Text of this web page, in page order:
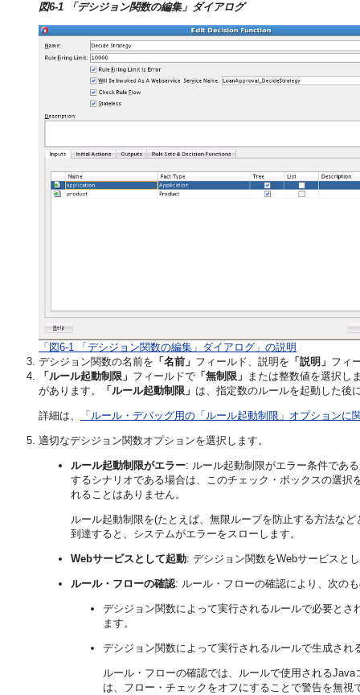
図6-1 「デシジョン関数の編集」ダイアログ
「図6-1 「デシジョン関数の編集」ダイアログ」の説明
デシジョン関数の名前を 「名前」 フィールド、説明を 「説明」 フィ
「ルール起動制限」 フィールドで 「無制限」
または整数値を選択し
があります。
「ルール起動制限」 は、指定数のルールを起動した後
詳細は、 「ルール・デバッグ用の「ルール起動制限」オプションに
適切なデシジョン関数オプションを選択します。
ルール起動制限がエラー: ルール起動制限がエラー条件であ
するシナリオである場合は、このチェック・ボックスの選
れることはありません。
ルール起動制限を(たとえば、無限ループを防止する方法な
到達すると、システムがエラーをスローします。
Webサービスとして起動: デシジョン関数をWebサービスと
ルール・フローの確認: ルール・フローの確認により、次の
デシジョン関数によって実行されるルールで必要と
ます。
デシジョン関数によって実行されるルールで生成さ
ルール・フローの確認では、ルールで使用される
は、フロー・チェックをオフにすることで警告を無視